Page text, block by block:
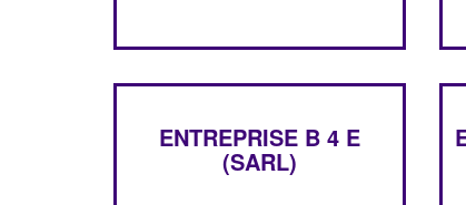
ENTREPRISE B 4 E
(SARL)